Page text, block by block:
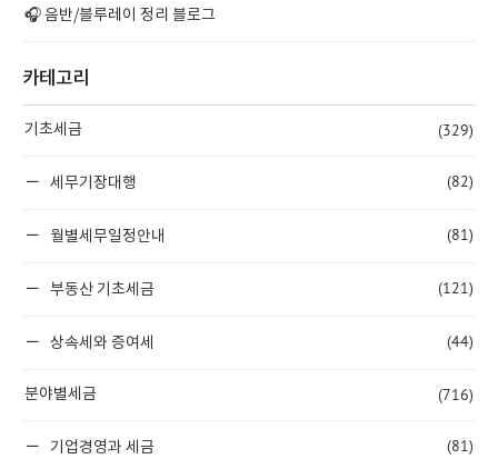
🎧 음반/블루레이 정리 블로그
카테고리
기초세금 (329)
세무기장대행 (82)
월별세무일정안내 (81)
부동산 기초세금 (121)
상속세와 증여세 (44)
분야별세금 (716)
기업경영과 세금 (81)